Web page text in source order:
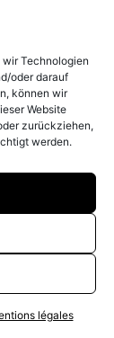
Technologien
oder darauf
können wir
Website
zurückziehen,
werden.
légales
de
(UE)
réservés.